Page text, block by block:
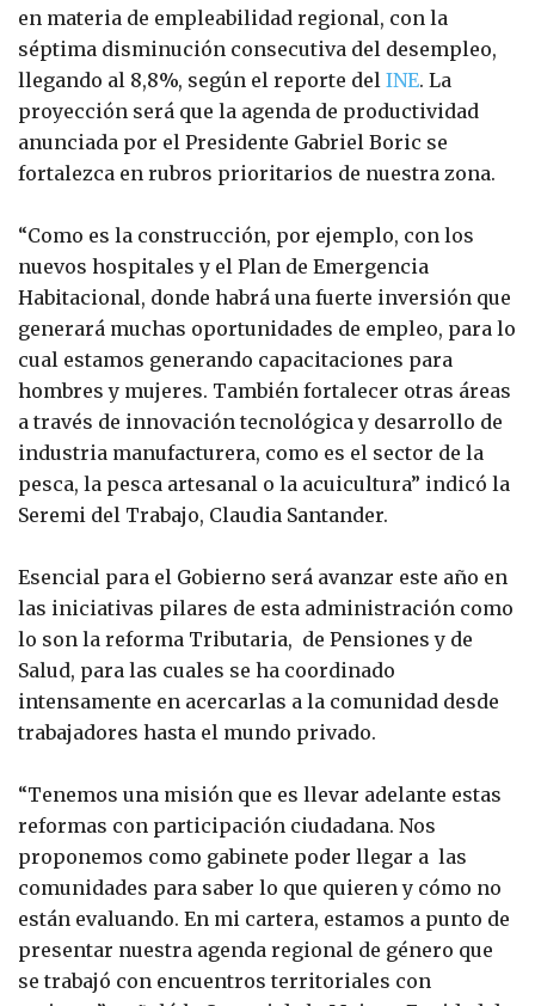
en materia de empleabilidad regional, con la
séptima disminución consecutiva del desempleo,
llegando al 8,8%, según el reporte del INE. La
proyección será que la agenda de productividad
anunciada por el Presidente Gabriel Boric se
fortalezca en rubros prioritarios de nuestra zona.
“Como es la construcción, por ejemplo, con los
nuevos hospitales y el Plan de Emergencia
Habitacional, donde habrá una fuerte inversión que
generará muchas oportunidades de empleo, para lo
cual estamos generando capacitaciones para
hombres y mujeres. También fortalecer otras áreas
a través de innovación tecnológica y desarrollo de
industria manufacturera, como es el sector de la
pesca, la pesca artesanal o la acuicultura” indicó la
Seremi del Trabajo, Claudia Santander.
Esencial para el Gobierno será avanzar este año en
las iniciativas pilares de esta administración como
lo son la reforma Tributaria, de Pensiones y de
Salud, para las cuales se ha coordinado
intensamente en acercarlas a la comunidad desde
trabajadores hasta el mundo privado.
“Tenemos una misión que es llevar adelante estas
reformas con participación ciudadana. Nos
proponemos como gabinete poder llegar a las
comunidades para saber lo que quieren y cómo no
están evaluando. En mi cartera, estamos a punto de
presentar nuestra agenda regional de género que
se trabajó con encuentros territoriales con